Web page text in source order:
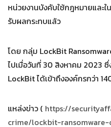
หน่วยงานบังคับใช้กฎหมายและ
รับผลกระทบแล้ว
โดย กลุ่ม LockBit
ไปเมื่อวันที่ 30 สิงหาคม 2023
LockBit ได้เข้าถึงองค์กรกว่า
แหล่งข่าว ( https://
crime/lockbit-ransomware-